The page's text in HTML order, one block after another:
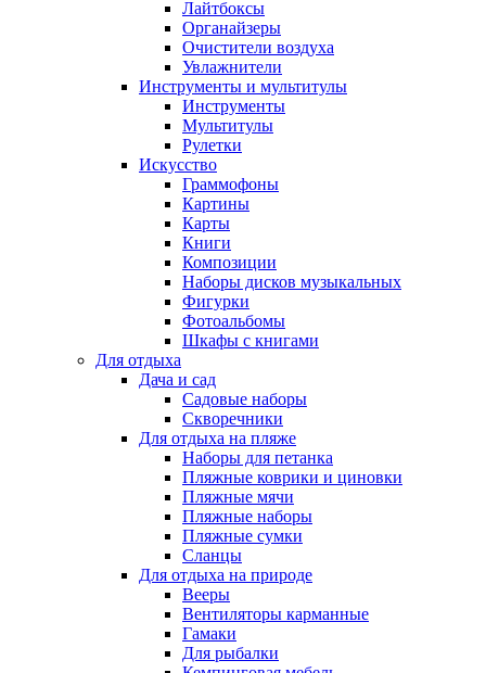
Лайтбоксы
Органайзеры
Очистители воздуха
Увлажнители
Инструменты и мультитулы
Инструменты
Мультитулы
Рулетки
Искусство
Граммофоны
Картины
Карты
Книги
Композиции
Наборы дисков музыкальных
Фигурки
Фотоальбомы
Шкафы с книгами
Для отдыха
Дача и сад
Садовые наборы
Скворечники
Для отдыха на пляже
Наборы для петанка
Пляжные коврики и циновки
Пляжные мячи
Пляжные наборы
Пляжные сумки
Сланцы
Для отдыха на природе
Вееры
Вентиляторы карманные
Гамаки
Для рыбалки